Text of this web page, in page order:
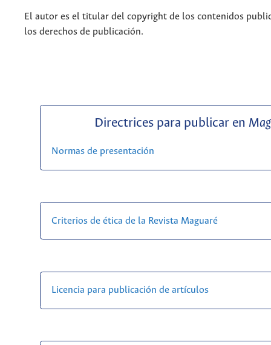
El autor es el titular del copyright de los contenidos
los derechos de publicación.
Directrices para publicar en
Normas de presentación
Criterios de ética de la Revista Maguaré
Licencia para publicación de artículos